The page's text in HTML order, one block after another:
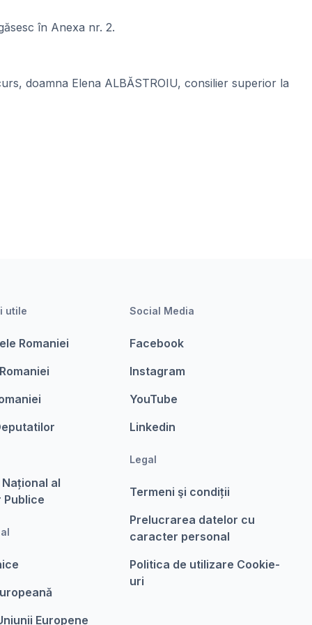
în Anexa nr. 2.
doamna Elena ALBĂSTROIU, consilier superior la
utile
Romaniei
al
Publice
Europene
Social Media
Facebook
Instagram
YouTube
Linkedin
Legal
Termeni şi condiții
Prelucrarea datelor cu
caracter personal
Politica de utilizare Cookie-
uri